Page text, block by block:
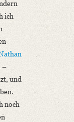
ich
–
und
noch